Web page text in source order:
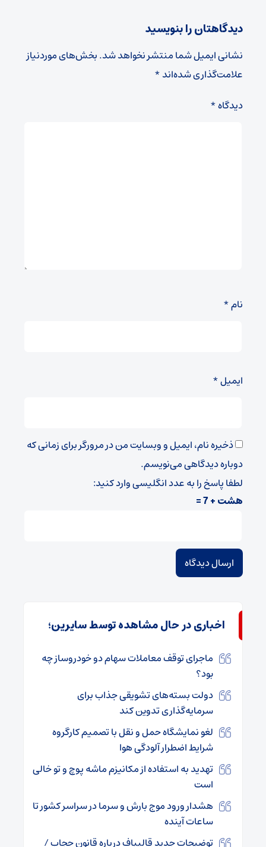
دیدگاهتان را بنویسید
نشانی ایمیل شما منتشر نخواهد شد.بخش‌های موردنیاز
علامت‌گذاری شده‌اند*
دیدگاه*
نام*
ایمیل*
ذخیره نام، ایمیل و وبسایت من در مرورگر برای زمانی که
دوباره دیدگاهی می‌نویسم.
لطفا پاسخ را به عدد انگلیسی وارد کنید:
هشت + 7 =
اخباری در حال مشاهده توسط سایرین؛
ماجرای توقف معاملات سهام دو خودروساز چه
بود؟
دولت بسته‌های تشویقی جذاب برای
سرمایه‌گذاری تدوین کند
لغو نمایشگاه حمل و نقل با تصمیم کارگروه
شرایط اضطرار آلودگی هوا
تهدید به استفاده از مکانیزم ماشه پوچ و تو خالی
است
هشدار ورود موج بارش و سرما در سراسر کشور تا
ساعات آینده
توضیحات جدید قالیباف درباره قانون حجاب /